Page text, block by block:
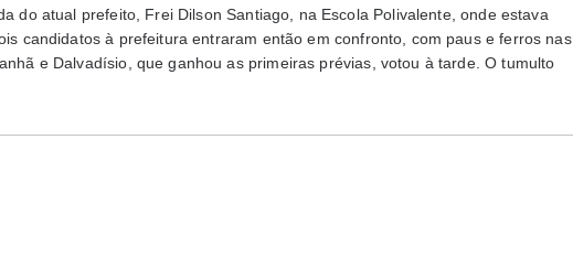
do atual prefeito, Frei Dilson Santiago, na Escola Polivalente, onde estava
candidatos à prefeitura entraram então em confronto, com paus e ferros nas
e Dalvadísio, que ganhou as primeiras prévias, votou à tarde. O tumulto